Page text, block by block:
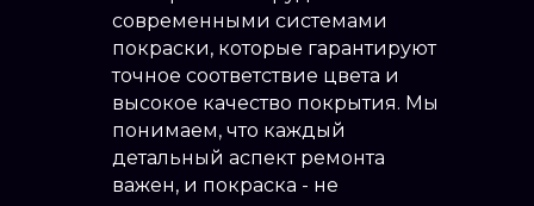
современными системами
покраски, которые гарантируют
точное соответствие цвета и
высокое качество покрытия. Мы
понимаем, что каждый
детальный аспект ремонта
важен, и покраска - не